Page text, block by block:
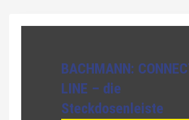
BACHMANN:
LINE – die
Steckdosenleiste